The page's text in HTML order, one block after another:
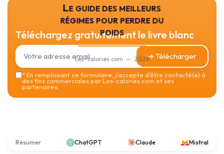
Le guide des meilleurs
régimes pour perdre du
poids
Les-calories.com — 2026
Téléchargez gratuitement le livre blanc
➔ Télécharger
*En remplissant ce formulaire, j’accepte d’être contacté(e) à
des fins commerciales par Les-calories.com et ses
partenaires.
Résumer ChatGPT Claude Mistral